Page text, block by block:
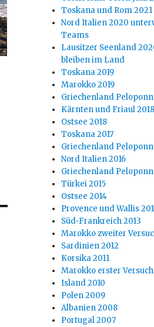
Toskana und Rom 2021
Nord Italien 2020
Teams
Lausitzer Seenland
bleiben im Land
Toskana 2019
Marokko 2019
Griechenland
Kärnten und Friaul 2018
Ostsee 2018
Toskana 2017
Griechenland
Nord Italien 2016
Griechenland
Türkei 2015
Ostsee 2014
Provence und Wallis
Süd-Frankreich 2013
Marokko zweiter
Sardinien 2012
Korsika 2011
Marokko erster Versuch
Island 2010
Polen 2009
Albanien 2008
Portugal 2007